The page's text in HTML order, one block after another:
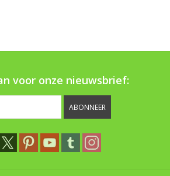
voor onze nieuwsbrief:
ABONNEER